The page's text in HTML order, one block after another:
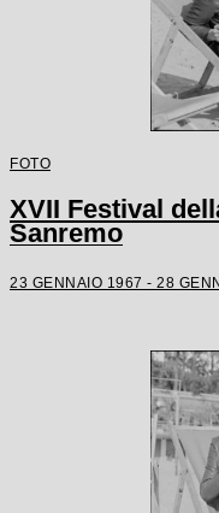
FOTO
XVII Festival
Sanremo
23 GENNAIO 1967 - 28